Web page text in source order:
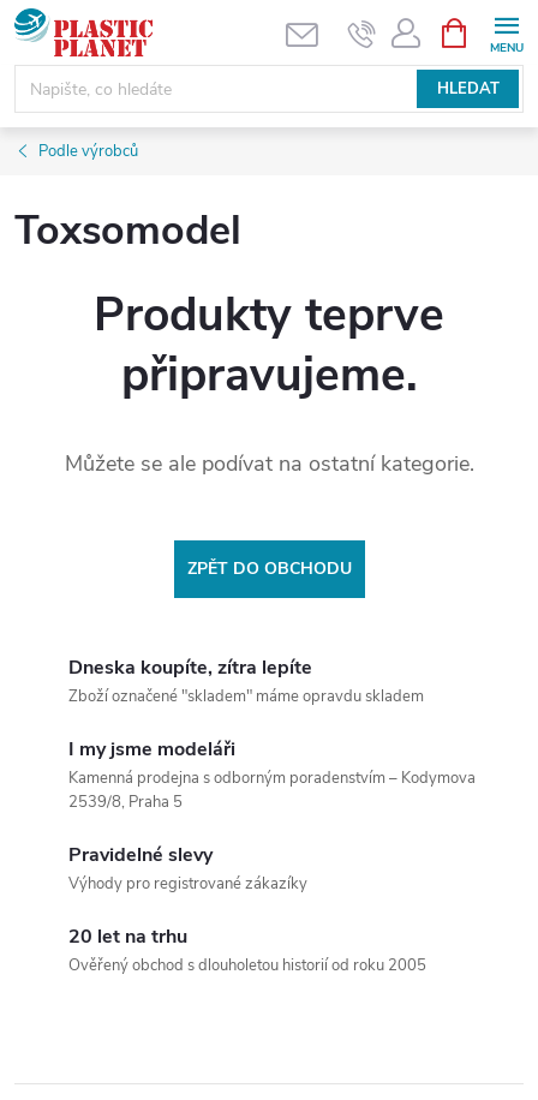
Přejít
na
obsah
HLEDAT
NÁKUPNÍ
KOŠÍK
Podle výrobců
Toxsomodel
Produkty teprve
připravujeme.
Můžete se ale podívat na ostatní kategorie.
ZPĚT DO OBCHODU
Dneska koupíte, zítra lepíte
Zboží označené "skladem" máme opravdu skladem
I my jsme modeláři
Kamenná prodejna s odborným poradenstvím – Kodymova
2539/8, Praha 5
Pravidelné slevy
Výhody pro registrované zákazíky
20 let na trhu
Ověřený obchod s dlouholetou historií od roku 2005